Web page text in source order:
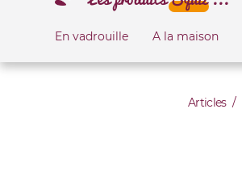
En vadrouille A la maison
Articles